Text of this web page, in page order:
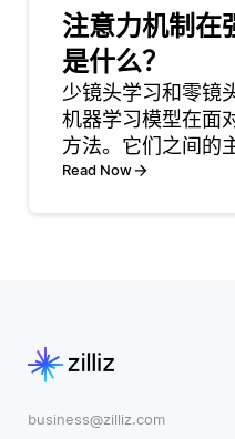
处理开始，开发
人员在其中收集
和标记数据集以
进行训练。例
如，准备有缺陷
和无缺陷产品的
注释图像以训练
注意力机制在
是什么？
少镜头学习和零镜
机器学习模型在面
方法。它们之间的
行预测之前对特定
Read Now
business@zilliz.com